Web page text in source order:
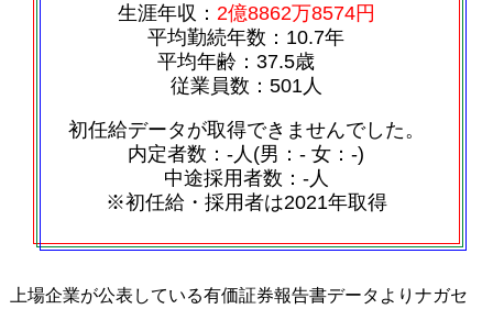
生涯年収： 2億8862万8574円
平均勤続年数：10.7年
平均年齢：37.5歳
従業員数：501人
初任給データが取得できませんでした。
内定者数：‐人(男：‐ 女：‐)
中途採用者数：‐人
※初任給・採用者は2021年取得
上場企業が公表している有価証券報告書データよりナガセ